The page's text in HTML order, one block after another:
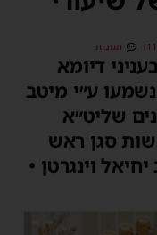
תגובות
דיומא
ע״י מיטב
שליט״א
סגן ראש
וינגרטן •